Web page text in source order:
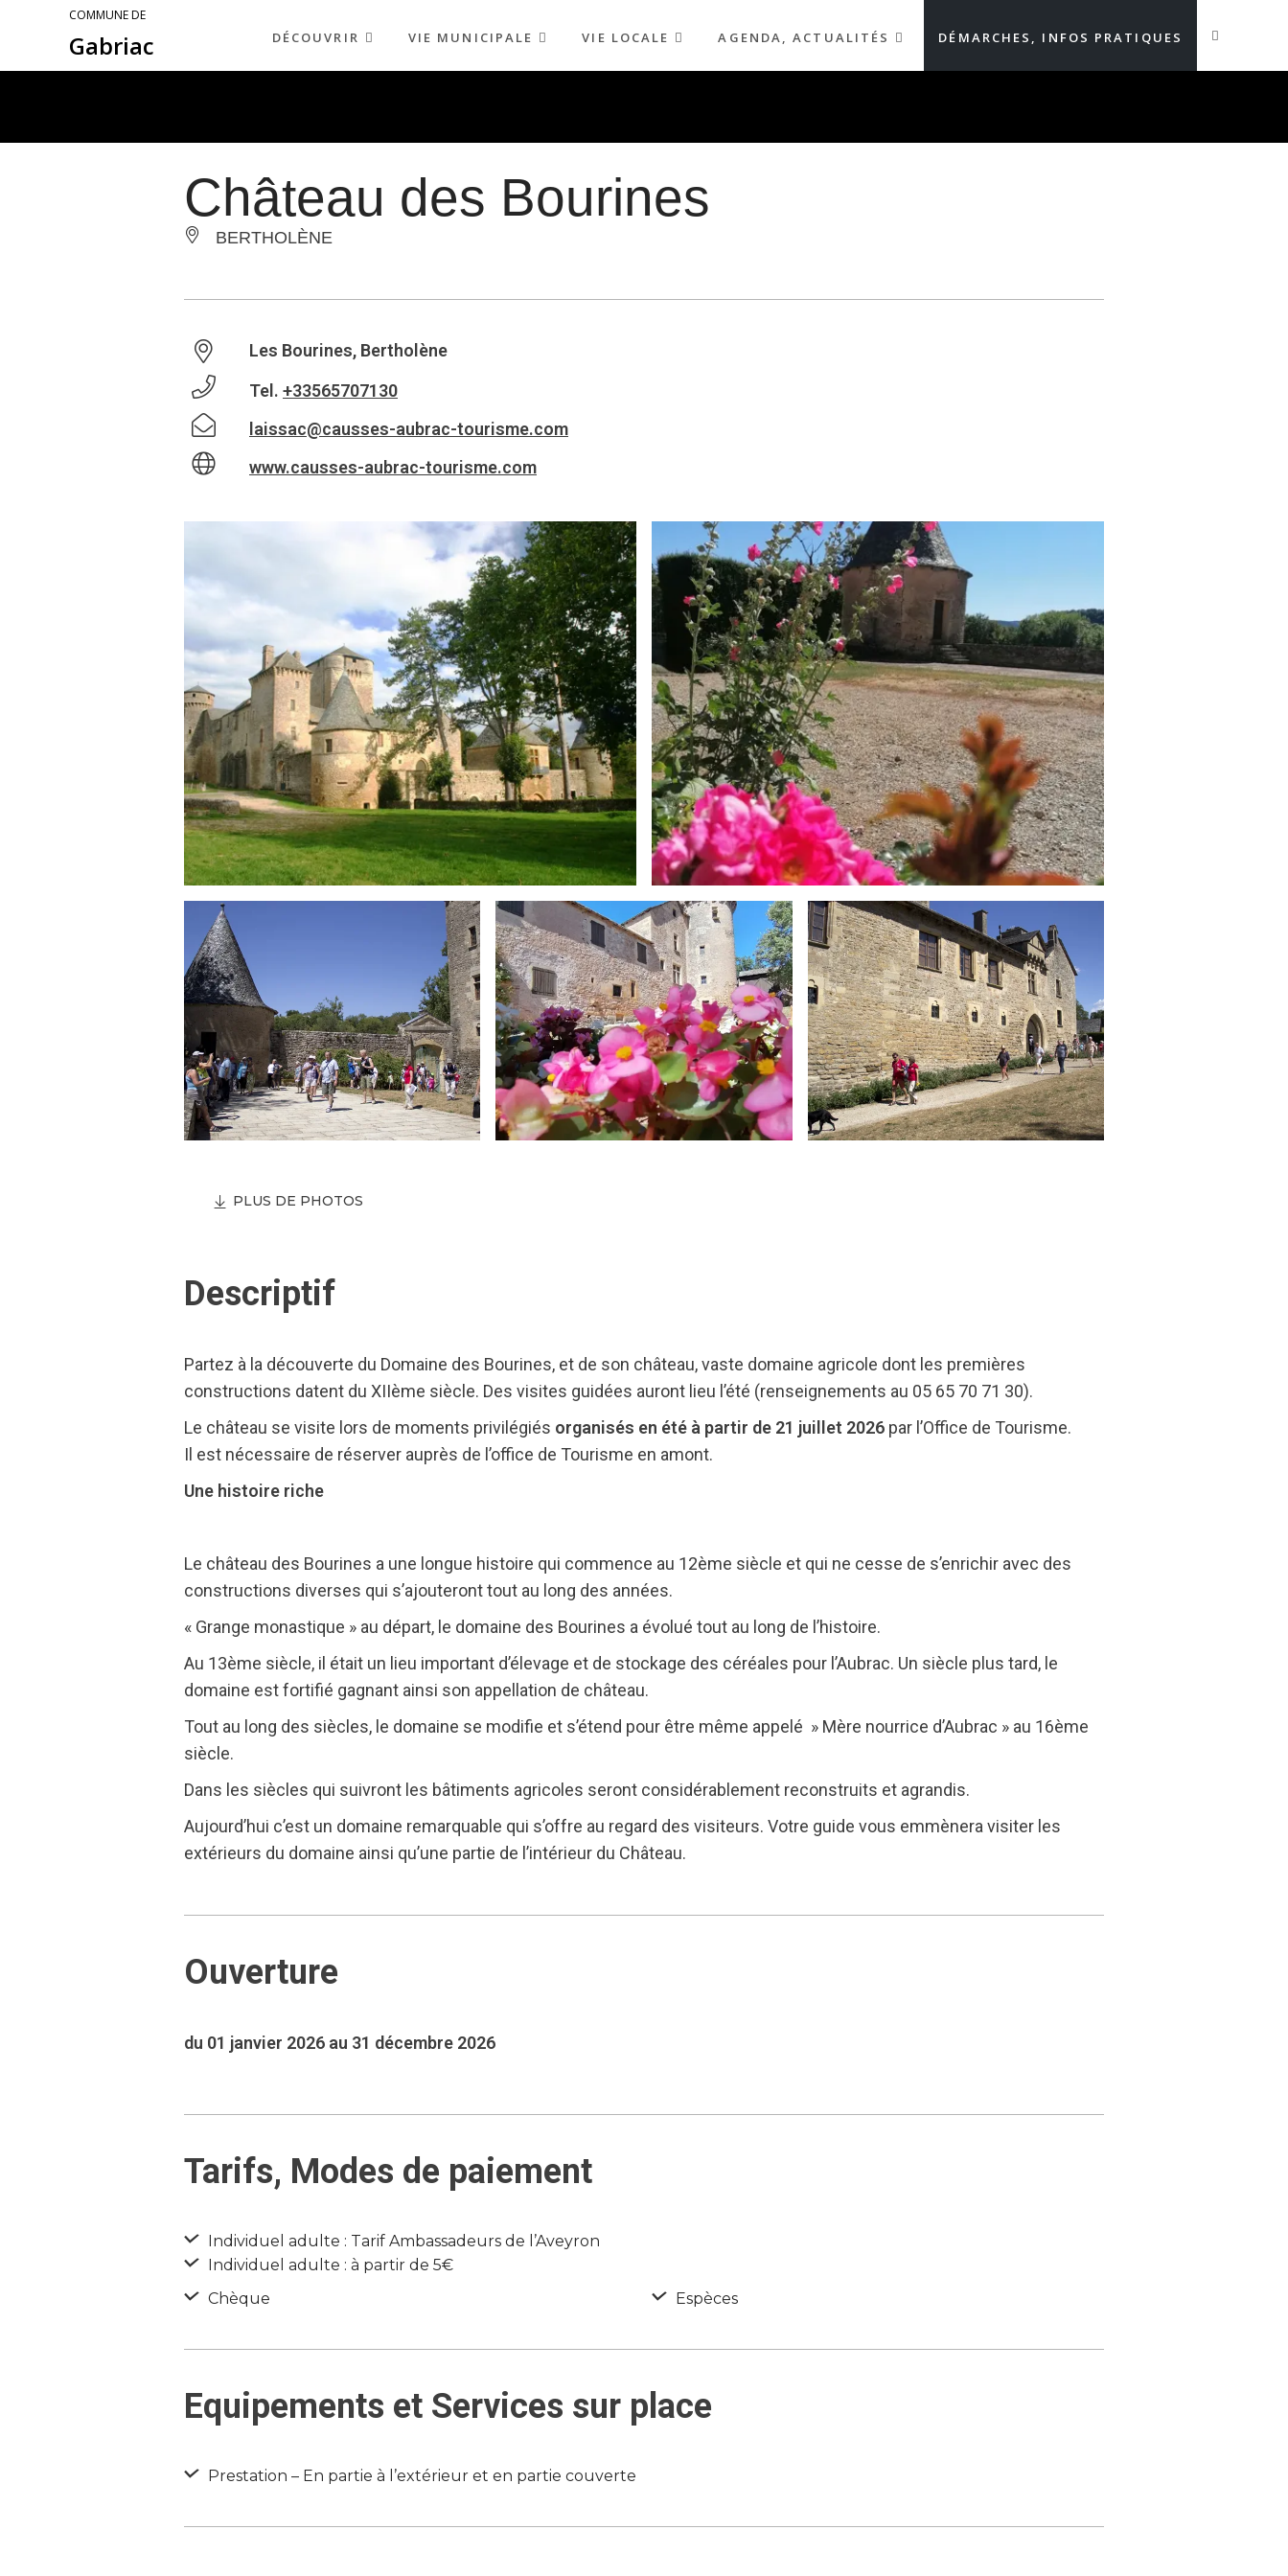
COMMUNE DE
Gabriac DÉCOUVRIR VIE MUNICIPALE VIE LOCALE AGENDA, ACTUALITÉS DÉMARCHES, INFOS PRATIQUES
Château des Bourines
BERTHOLÈNE
Les Bourines, Bertholène
Tel. +33565707130
laissac@causses-aubrac-tourisme.com
www.causses-aubrac-tourisme.com
PLUS DE PHOTOS
Descriptif
Partez à la découverte du Domaine des Bourines, et de son château, vaste domaine agricole dont les premières
constructions datent du XIIème siècle. Des visites guidées auront lieu l’été (renseignements au 05 65 70 71 30).
Le château se visite lors de moments privilégiés organisés en été à partir de 21 juillet 2026 par l’Office de Tourisme.
Il est nécessaire de réserver auprès de l’office de Tourisme en amont.
Une histoire riche
Le château des Bourines a une longue histoire qui commence au 12ème siècle et qui ne cesse de s’enrichir avec des
constructions diverses qui s’ajouteront tout au long des années.
« Grange monastique » au départ, le domaine des Bourines a évolué tout au long de l’histoire.
Au 13ème siècle, il était un lieu important d’élevage et de stockage des céréales pour l’Aubrac. Un siècle plus tard, le
domaine est fortifié gagnant ainsi son appellation de château.
Tout au long des siècles, le domaine se modifie et s’étend pour être même appelé » Mère nourrice d’Aubrac » au 16ème
siècle.
Dans les siècles qui suivront les bâtiments agricoles seront considérablement reconstruits et agrandis.
Aujourd’hui c’est un domaine remarquable qui s’offre au regard des visiteurs. Votre guide vous emmènera visiter les
extérieurs du domaine ainsi qu’une partie de l’intérieur du Château.
Ouverture
du 01 janvier 2026 au 31 décembre 2026
Tarifs, Modes de paiement
Individuel adulte : Tarif Ambassadeurs de l’Aveyron
Individuel adulte : à partir de 5€
Chèque
Espèces
Equipements et Services sur place
Prestation – En partie à l’extérieur et en partie couverte